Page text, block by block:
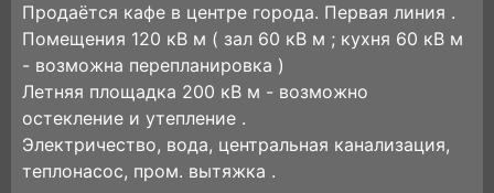
Продаётся кафе в центре города. Первая линия .
Помещения 120 кВ м ( зал 60 кВ м ; кухня 60 кВ м
- возможна перепланировка )
Летняя площадка 200 кВ м - возможно
остекление и утепление .
Электричество, вода, центральная канализация,
теплонасос, пром. вытяжка .